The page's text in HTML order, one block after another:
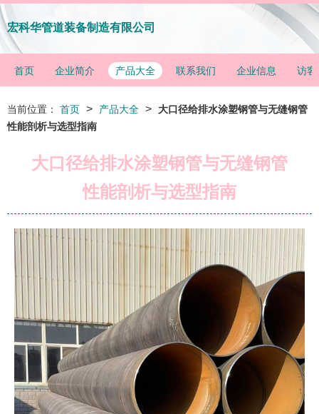
宏科华管道装备制造有限公司
首页 企业简介 产品大全 联系我们 企业信息 访客
当前位置： 首页 > 产品大全 >
大口径给排水涂塑钢管与无缝钢管
性能剖析与选型指南
大口径给排水涂塑钢管与无缝钢管
性能剖析与选型指南